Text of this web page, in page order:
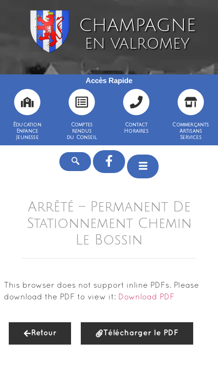
CHAMPAGNE
EN VALROMEY
Accès Rapide
Éducation
Enfance
Jeunesse
Comptes
rendus
du Conseil
Contact
Horaires
Commerçants
Artisans
Services
Arrêté – Permanent De
Stationnement Chemin
Le Bossin
This browser does not support inline PDFs. Please
download the PDF to view it: Download PDF
Retour Télécharger le PDF